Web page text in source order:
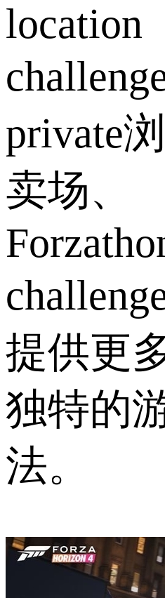
location
private
卖场、
提供更
独特的
法。